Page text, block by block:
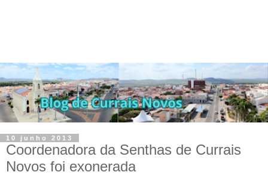
10 junho 2013
Coordenadora da Senthas de Currais
Novos foi exonerada